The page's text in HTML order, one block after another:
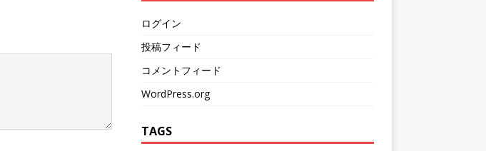
ログイン
投稿フィード
コメントフィード
WordPress.org
TAGS